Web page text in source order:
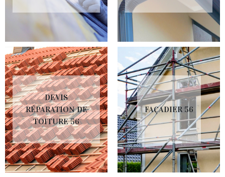
DEVIS
RÉPARATION DE
TOITURE 56
FAÇADIER 56